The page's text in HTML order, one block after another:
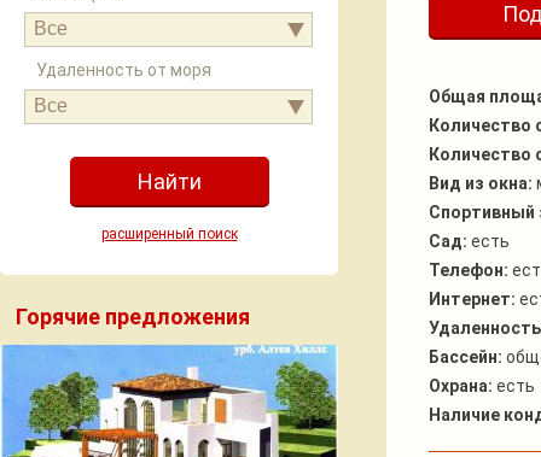
Общая
Количество
Количество
Вид из окна:
Спортивный
Сад: есть
Телефон:
Интернет:
Бассейн:
Охрана: есть
Наличие
Все
Удаленность от моря
Все
расширенный поиск
Горячие предложения